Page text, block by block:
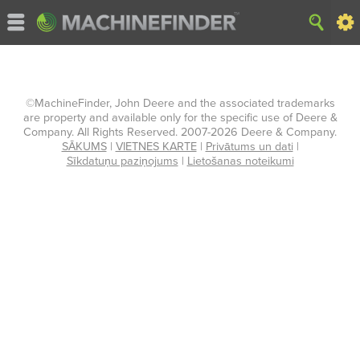
©MachineFinder, John Deere and the associated trademarks
are property and available only for the specific use of Deere &
Company. All Rights Reserved. 2007-2026 Deere & Company.
SĀKUMS | VIETNES KARTE | Privātums un dati |
Sīkdatuņu paziņojums | Lietošanas noteikumi